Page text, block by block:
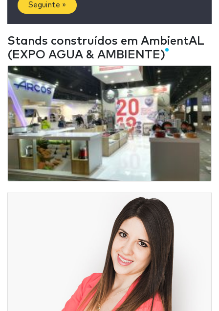
Seguinte »
Stands construídos em AmbientAL
(EXPO AGUA & AMBIENTE)